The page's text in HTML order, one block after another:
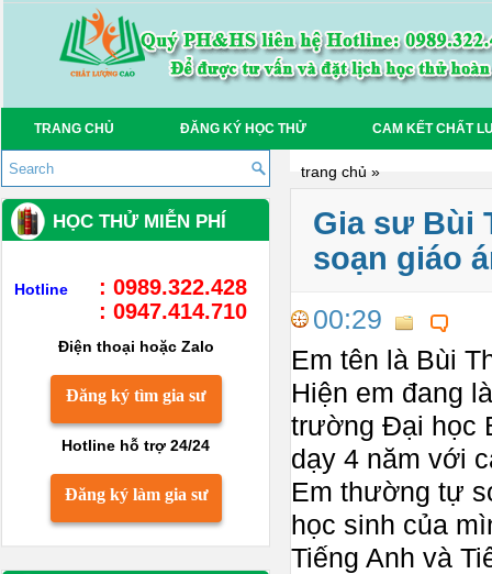
TRANG CHỦ ĐĂNG KÝ HỌC THỬ CAM KẾT CHẤT
trang chủ »
Gia sư Bùi
soạn giáo
00:29
Em tên là Bùi
Hiện em đang
trường Đại học
dạy 4 năm với
Em thường tự
học sinh của
Tiếng Anh và
HỌC THỬ MIỄN PHÍ
Hotline
: 0989.322.428
: 0947.414.710
Điện thoại hoặc Zalo
Đăng ký tìm gia sư
Hotline hỗ trợ 24/24
Đăng ký làm gia sư